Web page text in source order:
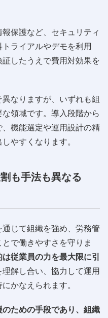
保護など、セキュリティ
ライアルやデモを利用
したうえで費用対効果を
なりますが、いずれも組
領域です。導入段階から
機能選定や運用設計の精
やすくなります。
も手法も異なる
じて組織を強め、労務管
で働きやすさを守りま
従業員の力を最大限に引
解し合い、協力して運用
かなえられます。
ための手段であり、組織